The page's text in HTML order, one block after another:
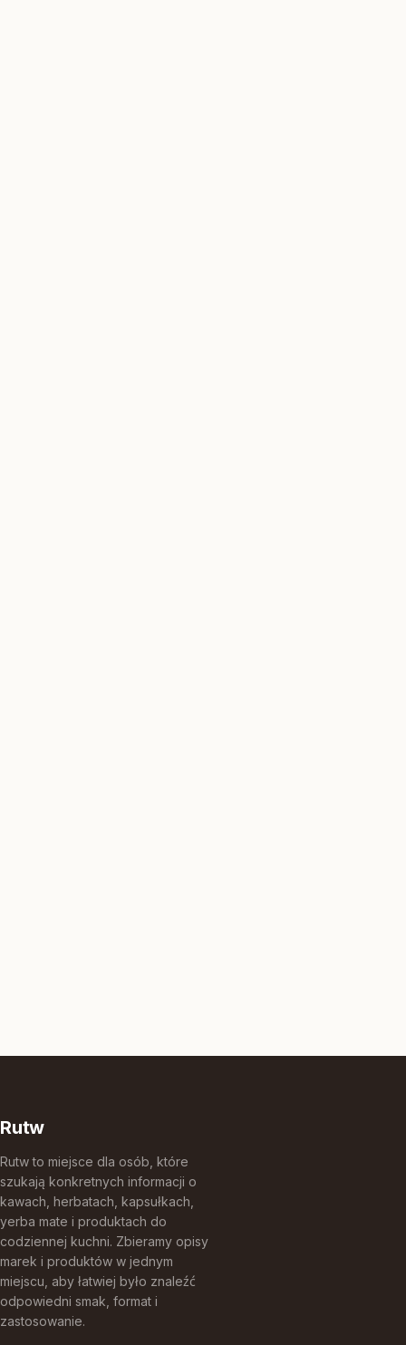
Rutw
Rutw to miejsce dla osób, które
szukają konkretnych informacji o
kawach, herbatach, kapsułkach,
yerba mate i produktach do
codziennej kuchni. Zbieramy opisy
marek i produktów w jednym
miejscu, aby łatwiej było znaleźć
odpowiedni smak, format i
zastosowanie.